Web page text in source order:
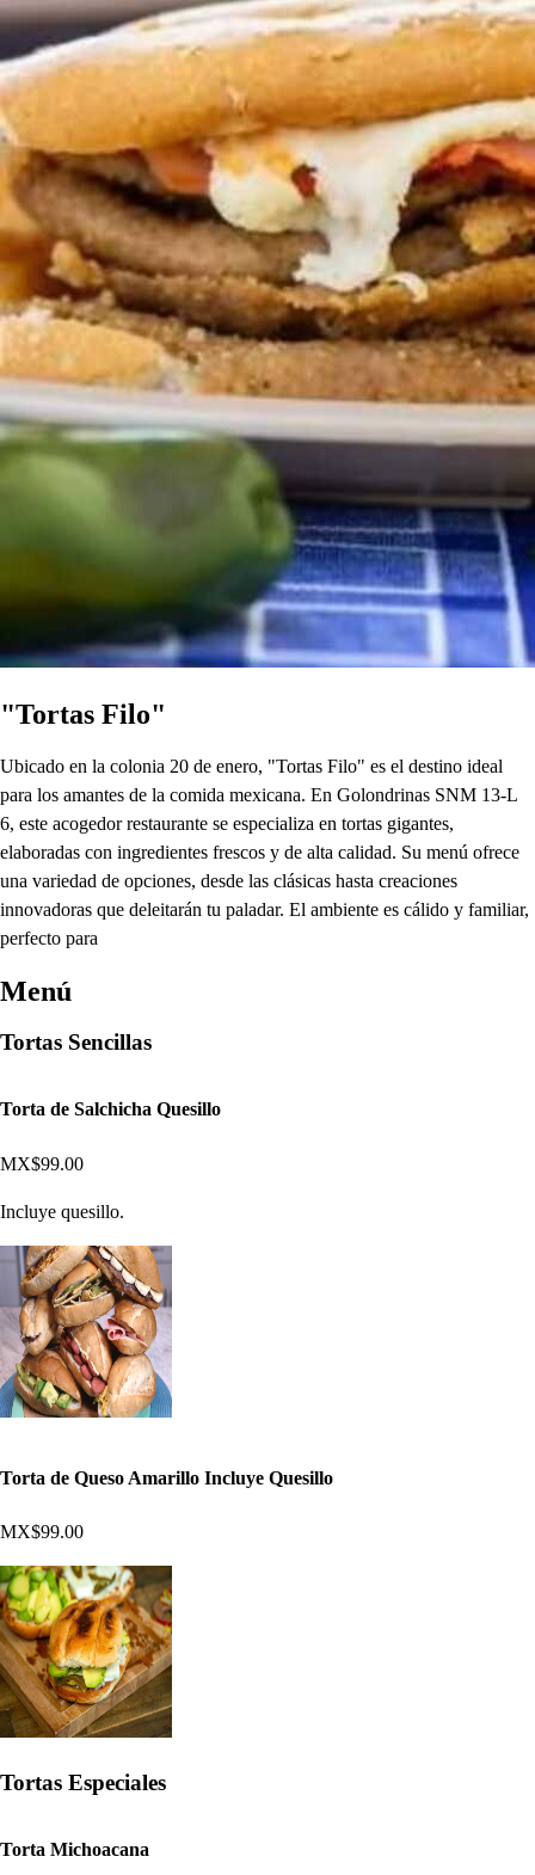
"Tortas Filo"
Ubicado en la colonia 20 de enero, "Tortas Filo" es el destino ideal
para los amantes de la comida mexicana. En Golondrinas SNM 13-L
6, este acogedor restaurante se especializa en tortas gigantes,
elaboradas con ingredientes frescos y de alta calidad. Su menú ofrece
una variedad de opciones, desde las clásicas hasta creaciones
innovadoras que deleitarán tu paladar. El ambiente es cálido y familiar,
perfecto para
Menú
Tortas Sencillas
Torta de Salchicha Quesillo
MX$99.00
Incluye quesillo.
Torta de Queso Amarillo Incluye Quesillo
MX$99.00
Tortas Especiales
Torta Michoacana